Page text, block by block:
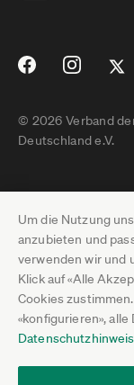
Um die Nutzung
anzubieten und
verwenden wir und
Klick auf «Alle
Cookies
«konfigurieren»,
© 2026 Verband
Deutschland e.V.
Impressum
Datenschutz
Pressebereich
Jobs